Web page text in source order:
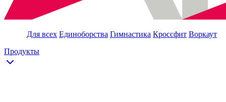
Для всех Единоборства Гимнастика Кроссфит Воркаут
Продукты